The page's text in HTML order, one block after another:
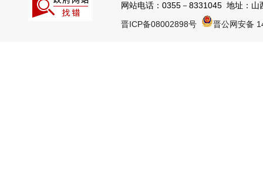
网站电话：0355－8331045 地址：
晋ICP备08002898号
晋公网安备